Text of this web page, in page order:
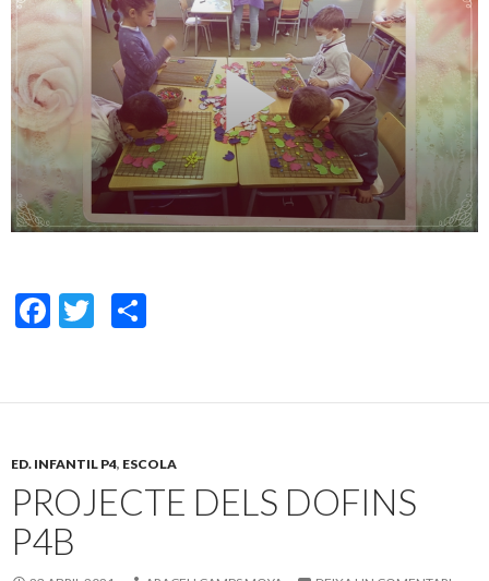
F
b
o
o
k
T
er p
ar
te
ix
ED. INFANTIL P4, ESCOLA
PROJECTE DELS DOFINS
P4B